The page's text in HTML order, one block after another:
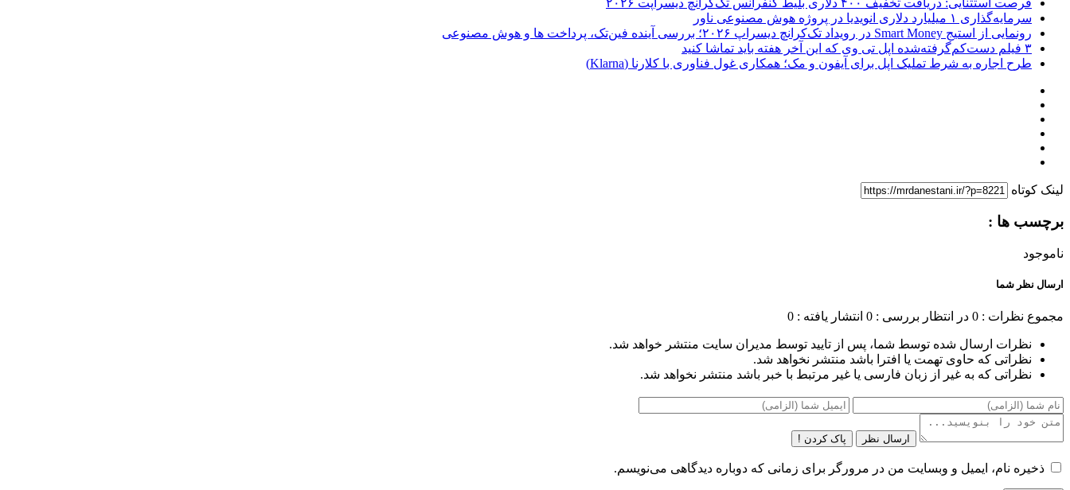
سرمایه‌گذاری ۱ میلیارد دلاری انویدیا در پروژه هوش مصنوعی ناور
رونمایی از استیج Smart Money در رویداد تک‌کرانچ دیسراپ ۲۰۲۶؛ بررسی آینده فین‌تک، پرداخت‌ ها و هوش مصنوعی
۳ فیلم دست‌کم‌گرفته‌شده اپل تی وی که این آخر هفته باید تماشا کنید
طرح اجاره به شرط تملیک اپل برای آیفون و مک؛ همکاری غول فناوری با کلارنا (Klarna)
لینک کوتاه
برچسب ها :
ناموجود
ارسال نظر شما
مجموع نظرات : 0 در انتظار بررسی : 0 انتشار یافته : 0
نظرات ارسال شده توسط شما، پس از تایید توسط مدیران سایت منتشر خواهد شد.
نظراتی که حاوی تهمت یا افترا باشد منتشر نخواهد شد.
نظراتی که به غیر از زبان فارسی یا غیر مرتبط با خبر باشد منتشر نخواهد شد.
ارسال نظر پاک کردن !
ذخیره نام، ایمیل و وبسایت من در مرورگر برای زمانی که دوباره دیدگاهی می‌نویسم.